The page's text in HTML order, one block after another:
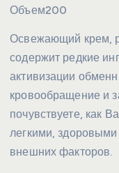
Объем200
Освежающий крем,
содержит редкие
активизации
кровообращение и
почувствуете, как
легкими,
внешних факторов.